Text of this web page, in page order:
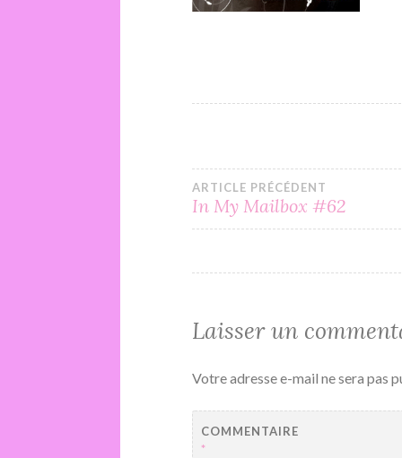
Navigation
de
l’article
ARTICLE PRÉCÉDENT
In My Mailbox #62
Laisser un
Votre adresse e-mail ne sera pas
COMMENTAIRE
*